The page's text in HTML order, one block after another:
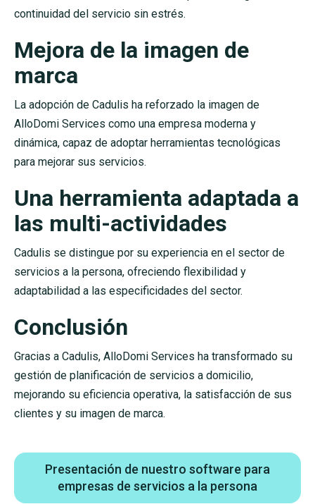
continuidad del servicio sin estrés.
Mejora de la imagen de
marca
La adopción de Cadulis ha reforzado la imagen de
AlloDomi Services como una empresa moderna y
dinámica, capaz de adoptar herramientas tecnológicas
para mejorar sus servicios.
Una herramienta adaptada a
las multi-actividades
Cadulis se distingue por su experiencia en el sector de
servicios a la persona, ofreciendo flexibilidad y
adaptabilidad a las especificidades del sector.
Conclusión
Gracias a Cadulis, AlloDomi Services ha transformado su
gestión de planificación de servicios a domicilio,
mejorando su eficiencia operativa, la satisfacción de sus
clientes y su imagen de marca.
Presentación de nuestro software para
empresas de servicios a la persona